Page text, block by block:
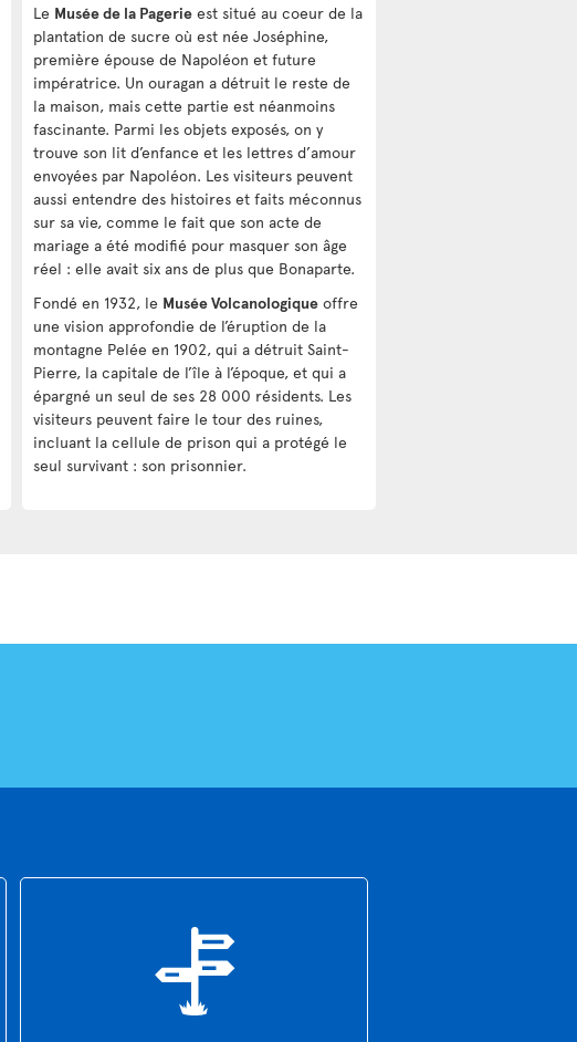
Le Musée de la Pagerie est situé au coeur de la
plantation de sucre où est née Joséphine,
première épouse de Napoléon et future
impératrice. Un ouragan a détruit le reste de
la maison, mais cette partie est néanmoins
fascinante. Parmi les objets exposés, on y
trouve son lit d’enfance et les lettres d’amour
envoyées par Napoléon. Les visiteurs peuvent
aussi entendre des histoires et faits méconnus
sur sa vie, comme le fait que son acte de
mariage a été modifié pour masquer son âge
réel : elle avait six ans de plus que Bonaparte.
Fondé en 1932, le Musée Volcanologique offre
une vision approfondie de l’éruption de la
montagne Pelée en 1902, qui a détruit Saint-
Pierre, la capitale de l’île à l’époque, et qui a
épargné un seul de ses 28 000 résidents. Les
visiteurs peuvent faire le tour des ruines,
incluant la cellule de prison qui a protégé le
seul survivant : son prisonnier.